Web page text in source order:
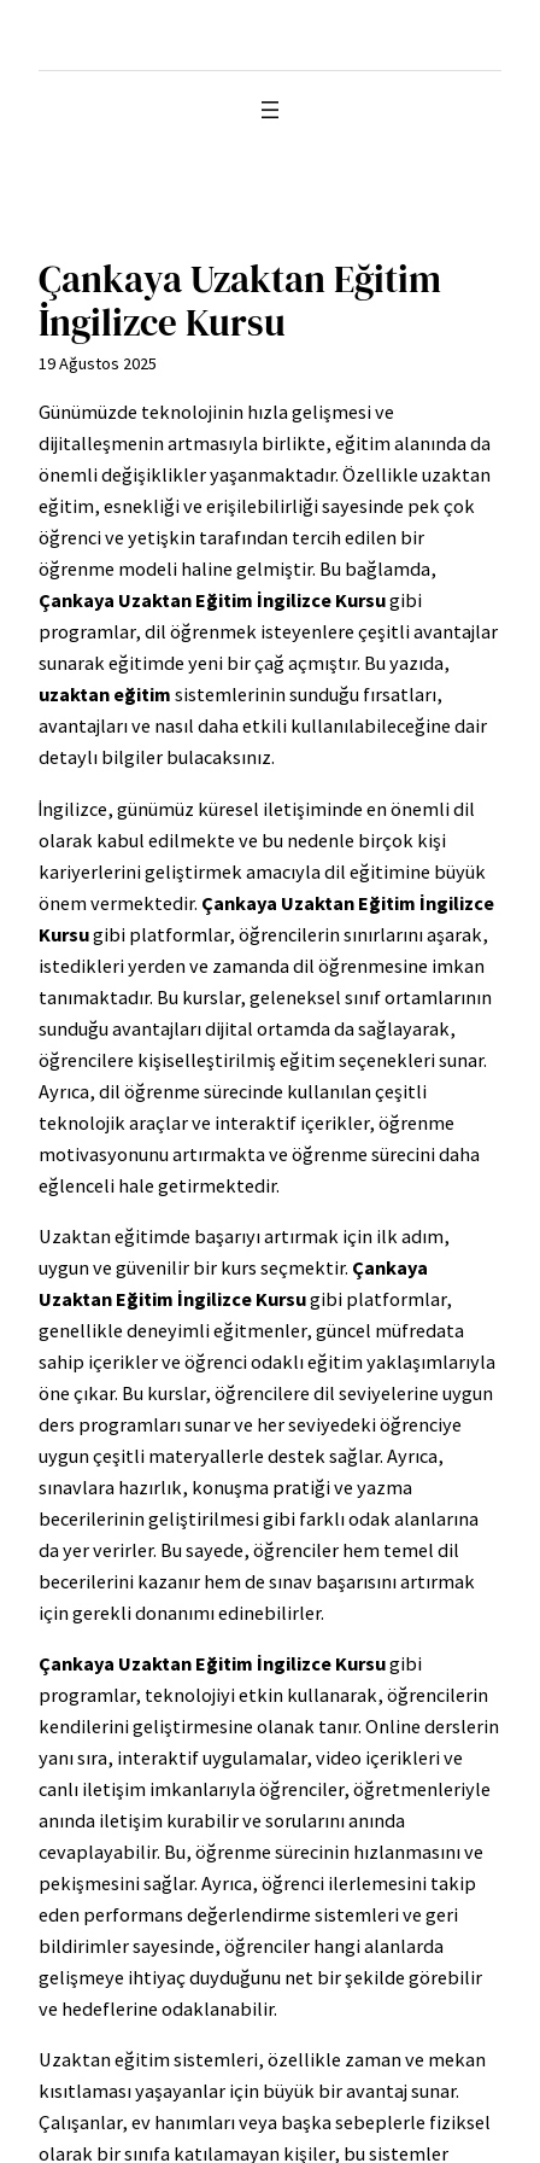
Çankaya Uzaktan Eğitim
İngilizce Kursu
19 Ağustos 2025
Günümüzde teknolojinin hızla gelişmesi ve
dijitalleşmenin artmasıyla birlikte, eğitim alanında da
önemli değişiklikler yaşanmaktadır. Özellikle uzaktan
eğitim, esnekliği ve erişilebilirliği sayesinde pek çok
öğrenci ve yetişkin tarafından tercih edilen bir
öğrenme modeli haline gelmiştir. Bu bağlamda,
Çankaya Uzaktan Eğitim İngilizce Kursugibi
programlar, dil öğrenmek isteyenlere çeşitli avantajlar
sunarak eğitimde yeni bir çağ açmıştır. Bu yazıda,
uzaktan eğitim sistemlerinin sunduğu fırsatları,
avantajları ve nasıl daha etkili kullanılabileceğine dair
detaylı bilgiler bulacaksınız.
İngilizce, günümüz küresel iletişiminde en önemli dil
olarak kabul edilmekte ve bu nedenle birçok kişi
kariyerlerini geliştirmek amacıyla dil eğitimine büyük
önem vermektedir. Çankaya Uzaktan Eğitim İngilizce
Kursugibi platformlar, öğrencilerin sınırlarını aşarak,
istedikleri yerden ve zamanda dil öğrenmesine imkan
tanımaktadır. Bu kurslar, geleneksel sınıf ortamlarının
sunduğu avantajları dijital ortamda da sağlayarak,
öğrencilere kişiselleştirilmiş eğitim seçenekleri sunar.
Ayrıca, dil öğrenme sürecinde kullanılan çeşitli
teknolojik araçlar ve interaktif içerikler, öğrenme
motivasyonunu artırmakta ve öğrenme sürecini daha
eğlenceli hale getirmektedir.
Uzaktan eğitimde başarıyı artırmak için ilk adım,
uygun ve güvenilir bir kurs seçmektir. Çankaya
Uzaktan Eğitim İngilizce Kursugibi platformlar,
genellikle deneyimli eğitmenler, güncel müfredata
sahip içerikler ve öğrenci odaklı eğitim yaklaşımlarıyla
öne çıkar. Bu kurslar, öğrencilere dil seviyelerine uygun
ders programları sunar ve her seviyedeki öğrenciye
uygun çeşitli materyallerle destek sağlar. Ayrıca,
sınavlara hazırlık, konuşma pratiği ve yazma
becerilerinin geliştirilmesi gibi farklı odak alanlarına
da yer verirler. Bu sayede, öğrenciler hem temel dil
becerilerini kazanır hem de sınav başarısını artırmak
için gerekli donanımı edinebilirler.
Çankaya Uzaktan Eğitim İngilizce Kursugibi
programlar, teknolojiyi etkin kullanarak, öğrencilerin
kendilerini geliştirmesine olanak tanır. Online derslerin
yanı sıra, interaktif uygulamalar, video içerikleri ve
canlı iletişim imkanlarıyla öğrenciler, öğretmenleriyle
anında iletişim kurabilir ve sorularını anında
cevaplayabilir. Bu, öğrenme sürecinin hızlanmasını ve
pekişmesini sağlar. Ayrıca, öğrenci ilerlemesini takip
eden performans değerlendirme sistemleri ve geri
bildirimler sayesinde, öğrenciler hangi alanlarda
gelişmeye ihtiyaç duyduğunu net bir şekilde görebilir
ve hedeflerine odaklanabilir.
Uzaktan eğitim sistemleri, özellikle zaman ve mekan
kısıtlaması yaşayanlar için büyük bir avantaj sunar.
Çalışanlar, ev hanımları veya başka sebeplerle fiziksel
olarak bir sınıfa katılamayan kişiler, bu sistemler